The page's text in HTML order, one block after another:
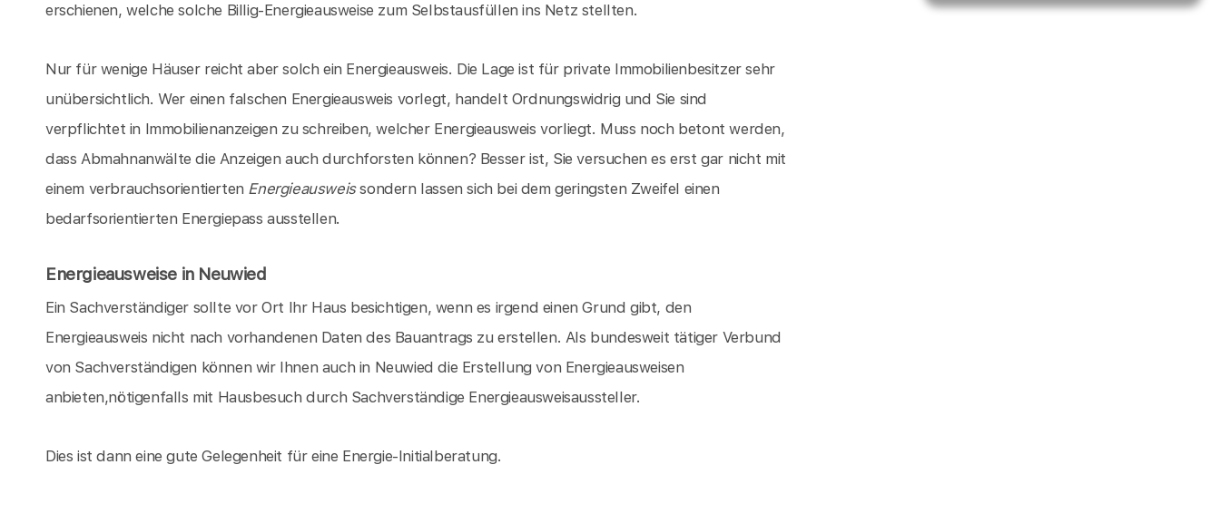
erschienen, welche solche Billig-Energieausweise zum Selbstausfüllen ins Netz stellten.
Nur für wenige Häuser reicht aber solch ein Energieausweis. Die Lage ist für private Immobilienbesitzer sehr
unübersichtlich. Wer einen falschen Energieausweis vorlegt, handelt Ordnungswidrig und Sie sind
verpflichtet in Immobilienanzeigen zu schreiben, welcher Energieausweis vorliegt. Muss noch betont werden,
dass Abmahnanwälte die Anzeigen auch durchforsten können? Besser ist, Sie versuchen es erst gar nicht mit
einem verbrauchsorientierten Energieausweissondern lassen sich bei dem geringsten Zweifel einen
bedarfsorientierten Energiepass ausstellen.
Energieausweise in Neuwied
Ein Sachverständiger sollte vor Ort Ihr Haus besichtigen, wenn es irgend einen Grund gibt, den
Energieausweis nicht nach vorhandenen Daten des Bauantrags zu erstellen. Als bundesweit tätiger Verbund
von Sachverständigen können wir Ihnen auch in Neuwied die Erstellung von Energieausweisen
anbieten,nötigenfalls mit Hausbesuch durch Sachverständige Energieausweisaussteller.
Dies ist dann eine gute Gelegenheit für eine Energie-Initialberatung.